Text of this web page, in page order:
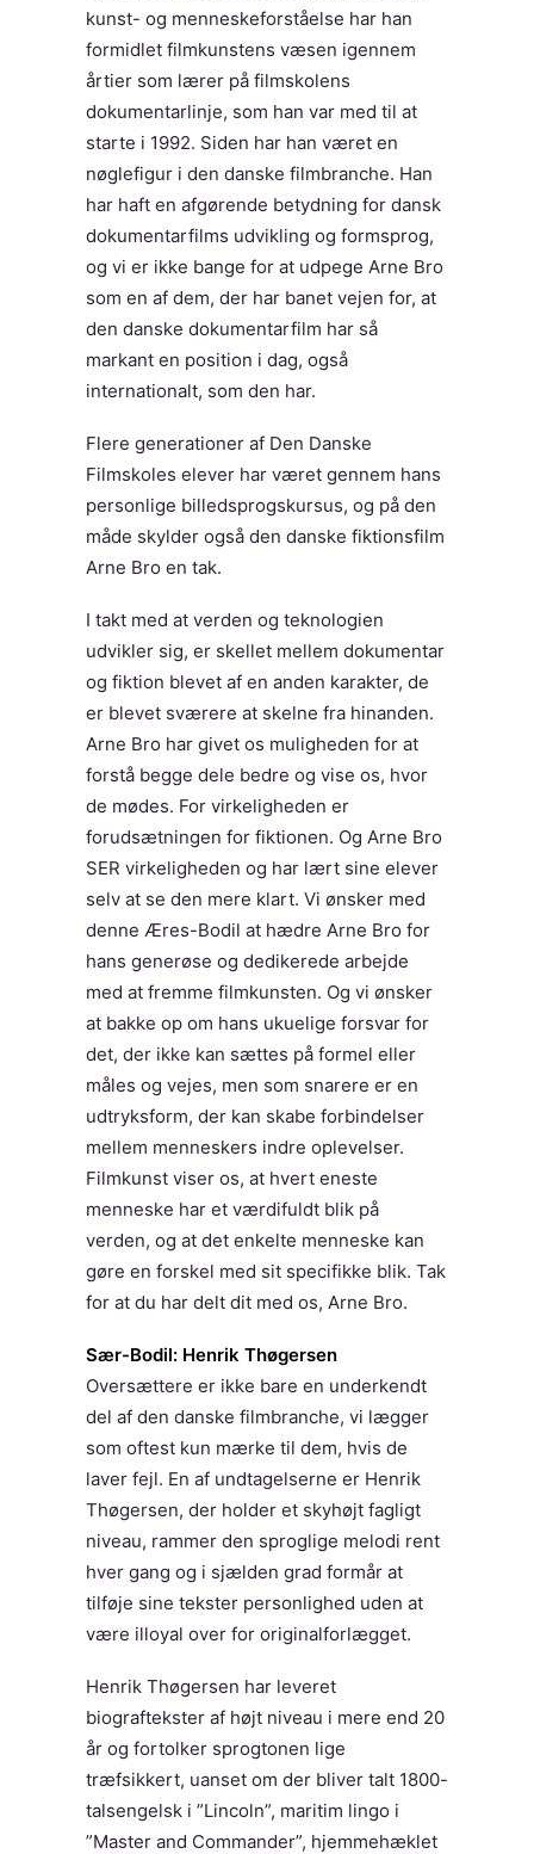
kunst- og menneskeforståelse har han
formidlet filmkunstens væsen igennem
årtier som lærer på filmskolens
dokumentarlinje, som han var med til at
starte i 1992. Siden har han været en
nøglefigur i den danske filmbranche. Han
har haft en afgørende betydning for dansk
dokumentarfilms udvikling og formsprog,
og vi er ikke bange for at udpege Arne Bro
som en af dem, der har banet vejen for, at
den danske dokumentarfilm har så
markant en position i dag, også
internationalt, som den har.
Flere generationer af Den Danske
Filmskoles elever har været gennem hans
personlige billedsprogskursus, og på den
måde skylder også den danske fiktionsfilm
Arne Bro en tak.
I takt med at verden og teknologien
udvikler sig, er skellet mellem dokumentar
og fiktion blevet af en anden karakter, de
er blevet sværere at skelne fra hinanden.
Arne Bro har givet os muligheden for at
forstå begge dele bedre og vise os, hvor
de mødes. For virkeligheden er
forudsætningen for fiktionen. Og Arne Bro
SER virkeligheden og har lært sine elever
selv at se den mere klart. Vi ønsker med
denne Æres-Bodil at hædre Arne Bro for
hans generøse og dedikerede arbejde
med at fremme filmkunsten. Og vi ønsker
at bakke op om hans ukuelige forsvar for
det, der ikke kan sættes på formel eller
måles og vejes, men som snarere er en
udtryksform, der kan skabe forbindelser
mellem menneskers indre oplevelser.
Filmkunst viser os, at hvert eneste
menneske har et værdifuldt blik på
verden, og at det enkelte menneske kan
gøre en forskel med sit specifikke blik. Tak
for at du har delt dit med os, Arne Bro.
Sær-Bodil: Henrik Thøgersen
Oversættere er ikke bare en underkendt
del af den danske filmbranche, vi lægger
som oftest kun mærke til dem, hvis de
laver fejl. En af undtagelserne er Henrik
Thøgersen, der holder et skyhøjt fagligt
niveau, rammer den sproglige melodi rent
hver gang og i sjælden grad formår at
tilføje sine tekster personlighed uden at
være illoyal over for originalforlægget.
Henrik Thøgersen har leveret
biograftekster af højt niveau i mere end 20
år og fortolker sprogtonen lige
træfsikkert, uanset om der bliver talt 1800-
talsengelsk i ”Lincoln”, maritim lingo i
”Master and Commander”, hjemmehæklet